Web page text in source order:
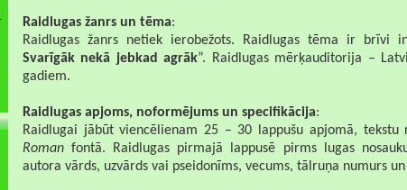
Raidlugas žanrs un tēma:
Raidlugas žanrs netiek ierobežots. Raidlugas tēma ir brīvi
Svarīgāk nekā jebkad agrāk”. Raidlugas mērķauditorija –
gadiem.
Raidlugas apjoms, noformējums un specifikācija:
Raidlugai jābūt viencēlienam 25 – 30 lappušu apjomā, tekstu
Roman fontā. Raidlugas pirmajā lappusē pirms lugas
autora vārds, uzvārds vai pseidonīms, vecums, tālruņa numurs